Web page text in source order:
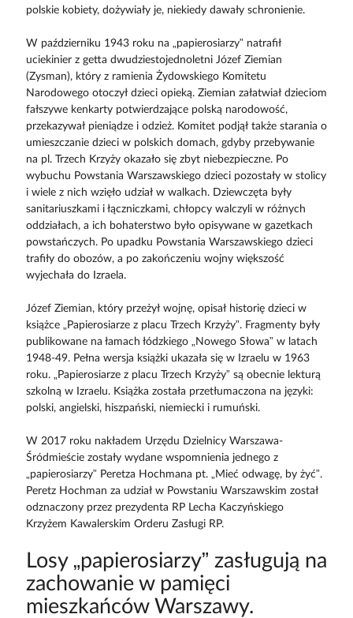
polskie kobiety, dożywiały je, niekiedy dawały schronienie.
W październiku 1943 roku na „papierosiarzy” natrafił
uciekinier z getta dwudziestojednoletni Józef Ziemian
(Zysman), który z ramienia Żydowskiego Komitetu
Narodowego otoczył dzieci opieką. Ziemian załatwiał dzieciom
fałszywe kenkarty potwierdzające polską narodowość,
przekazywał pieniądze i odzież. Komitet podjął także starania o
umieszczanie dzieci w polskich domach, gdyby przebywanie
na pl. Trzech Krzyży okazało się zbyt niebezpieczne. Po
wybuchu Powstania Warszawskiego dzieci pozostały w stolicy
i wiele z nich wzięło udział w walkach. Dziewczęta były
sanitariuszkami i łączniczkami, chłopcy walczyli w różnych
oddziałach, a ich bohaterstwo było opisywane w gazetkach
powstańczych. Po upadku Powstania Warszawskiego dzieci
trafiły do obozów, a po zakończeniu wojny większość
wyjechała do Izraela.
Józef Ziemian, który przeżył wojnę, opisał historię dzieci w
książce „Papierosiarze z placu Trzech Krzyży”. Fragmenty były
publikowane na łamach łódzkiego „Nowego Słowa” w latach
1948-49. Pełna wersja książki ukazała się w Izraelu w 1963
roku. „Papierosiarze z placu Trzech Krzyży” są obecnie lekturą
szkolną w Izraelu. Książka została przetłumaczona na języki:
polski, angielski, hiszpański, niemiecki i rumuński.
W 2017 roku nakładem Urzędu Dzielnicy Warszawa-
Śródmieście zostały wydane wspomnienia jednego z
„papierosiarzy” Peretza Hochmana pt. „Mieć odwagę, by żyć”.
Peretz Hochman za udział w Powstaniu Warszawskim został
odznaczony przez prezydenta RP Lecha Kaczyńskiego
Krzyżem Kawalerskim Orderu Zasługi RP.
Losy „papierosiarzy” zasługują na
zachowanie w pamięci
mieszkańców Warszawy.